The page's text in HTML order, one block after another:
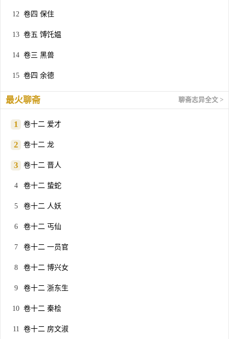
卷四 保住
卷五 馎饦媪
卷三 黑兽
卷四 余德
最火聊斋 聊斋志异全文 >
卷十二 爱才
卷十二 龙
卷十二 晋人
卷十二 蛰蛇
卷十二 人妖
卷十二 丐仙
卷十二 一员官
卷十二 博兴女
卷十二 浙东生
卷十二 秦桧
卷十二 房文淑